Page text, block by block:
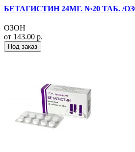
БЕТАГИСТИН 24МГ. №20 ТАБ. /
ОЗОН
от 143.00 р.
Под заказ